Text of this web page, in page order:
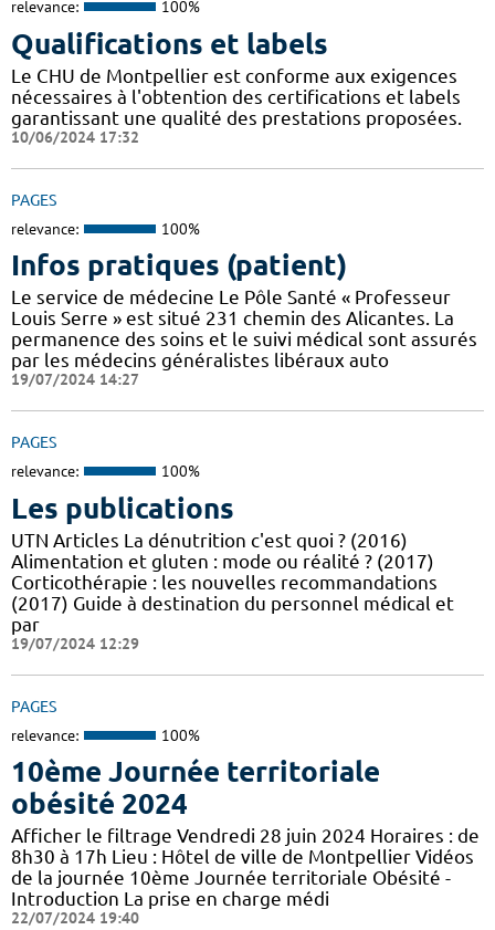
relevance: 100%
Qualifications et labels
Le CHU de Montpellier est conforme aux exigences
nécessaires à l'obtention des certifications et labels
garantissant une qualité des prestations proposées.
10/06/2024 17:32
PAGES
relevance: 100%
Infos pratiques (patient)
Le service de médecine Le Pôle Santé « Professeur
Louis Serre » est situé 231 chemin des Alicantes. La
permanence des soins et le suivi médical sont assurés
par les médecins généralistes libéraux auto
19/07/2024 14:27
PAGES
relevance: 100%
Les publications
UTN Articles La dénutrition c'est quoi ? (2016)
Alimentation et gluten : mode ou réalité ? (2017)
Corticothérapie : les nouvelles recommandations
(2017) Guide à destination du personnel médical et
par
19/07/2024 12:29
PAGES
relevance: 100%
10ème Journée territoriale
obésité 2024
Afficher le filtrage Vendredi 28 juin 2024 Horaires : de
8h30 à 17h Lieu : Hôtel de ville de Montpellier Vidéos
de la journée 10ème Journée territoriale Obésité -
Introduction La prise en charge médi
22/07/2024 19:40